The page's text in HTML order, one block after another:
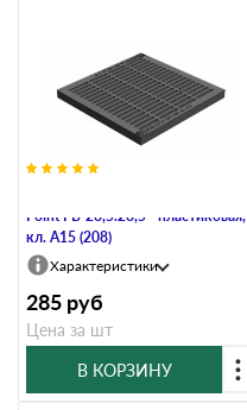
Point РВ-28,5.28,5 - пластиковая,
кл. А15 (208)
Характеристики
285 руб
Цена за шт
В КОРЗИНУ